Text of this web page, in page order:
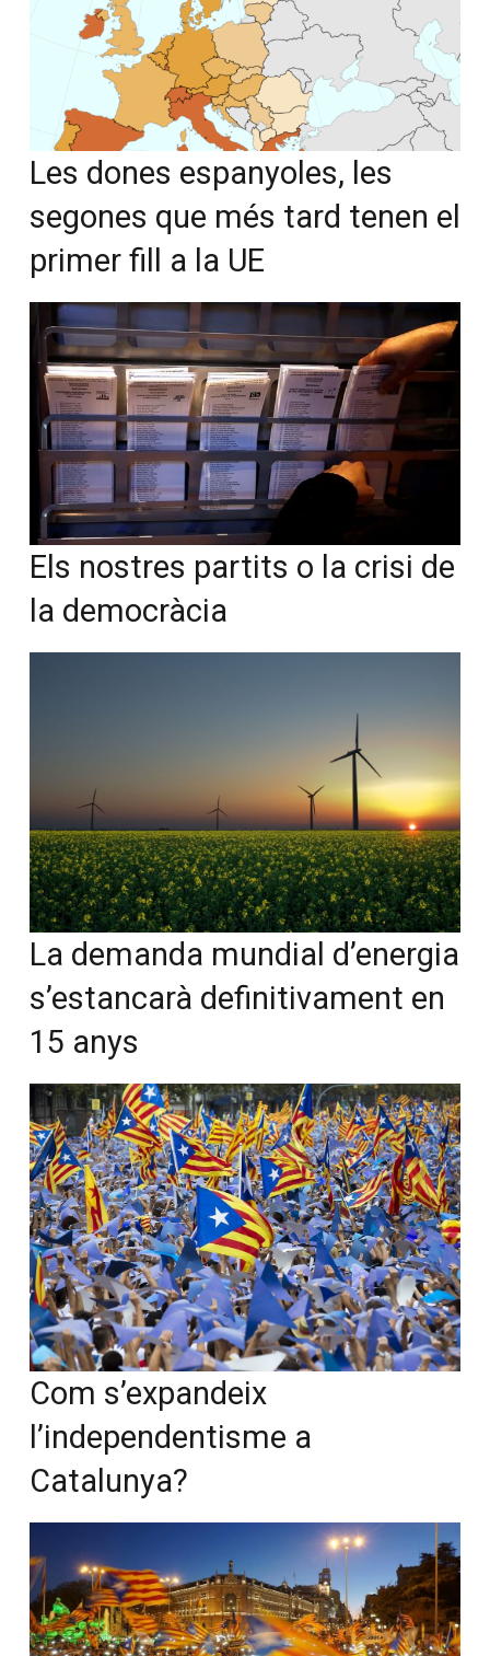
Les dones espanyoles, les
segones que més tard tenen el
primer fill a la UE
Els nostres partits o la crisi de
la democràcia
La demanda mundial d’energia
s’estancarà definitivament en
15 anys
Com s’expandeix
l’independentisme a
Catalunya?